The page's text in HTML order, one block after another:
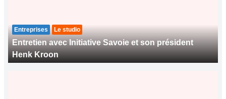
Entreprises Le studio
Entretien avec Initiative Savoie et son président
Henk Kroon